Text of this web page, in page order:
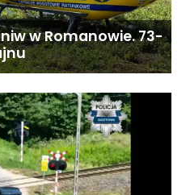
w Romanowie. 73-